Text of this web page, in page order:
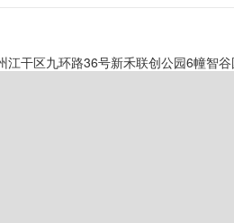
江干区九环路36号新禾联创公园6幢智